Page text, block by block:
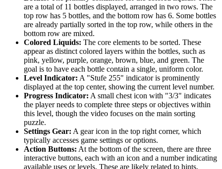
are a total of 11 bottles displayed, arranged in two rows. The
top row has 5 bottles, and the bottom row has 6. Some bottles
are already partially sorted in the top row, while others in the
bottom row are mixed.
Colored Liquids: The core elements to be sorted. These
appear as distinct colored layers within the bottles, such as
pink, yellow, purple, orange, brown, blue, and green. The
goal is to have each bottle contain a single, uniform color.
Level Indicator: A "Stufe 255" indicator is prominently
displayed at the top center, showing the current level number.
Progress Indicator: A small chest icon with "3/3" indicates
the player needs to complete three steps or objectives within
this level, though the video focuses on the main sorting
puzzle.
Settings Gear: A gear icon in the top right corner, which
typically accesses game settings or options.
Action Buttons: At the bottom of the screen, there are three
interactive buttons, each with an icon and a number indicating
available uses or levels. These are likely related to hints,